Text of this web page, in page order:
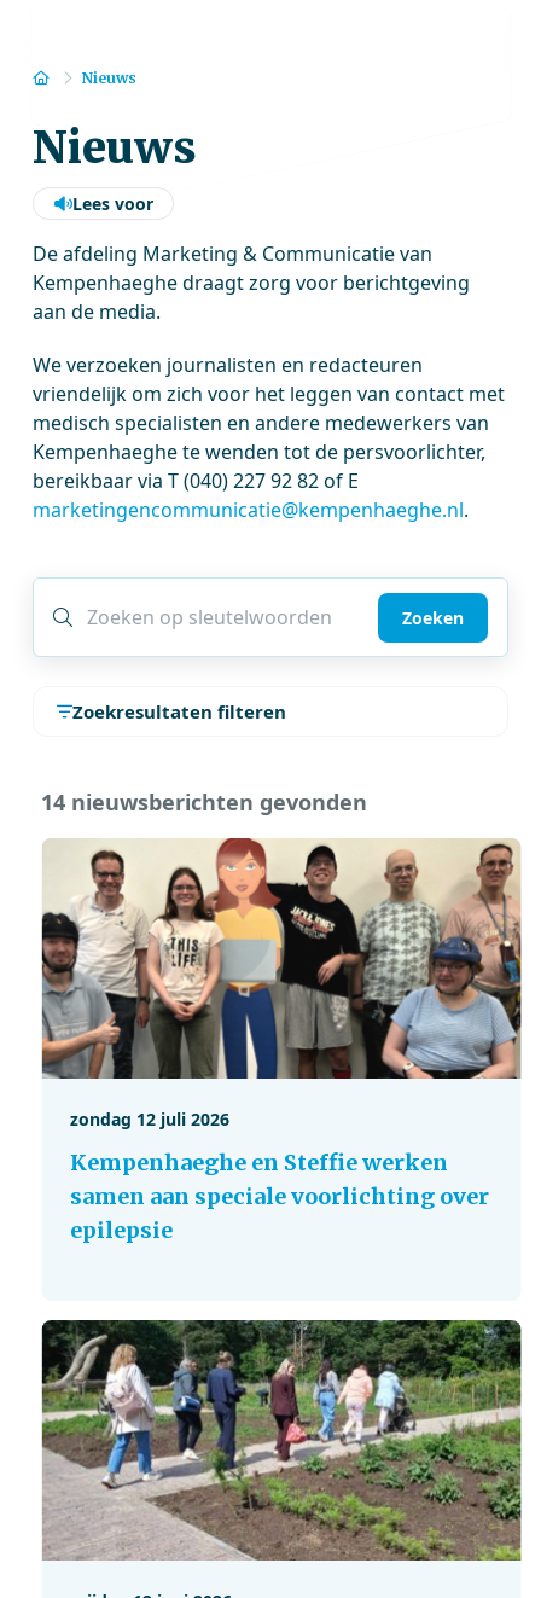
HomeNieuws
Nieuws
Lees voor
De afdeling Marketing & Communicatie van
Kempenhaeghe draagt zorg voor berichtgeving
aan de media.
We verzoeken journalisten en redacteuren
vriendelijk om zich voor het leggen van contact met
medisch specialisten en andere medewerkers van
Kempenhaeghe te wenden tot de persvoorlichter,
bereikbaar via T (040) 227 92 82 of E
marketingencommunicatie@kempenhaeghe.nl.
Zoeken
Zoekresultaten filteren
14 nieuwsberichten gevonden
zondag 12 juli 2026
Kempenhaeghe en Steffie werken
samen aan speciale voorlichting over
epilepsie